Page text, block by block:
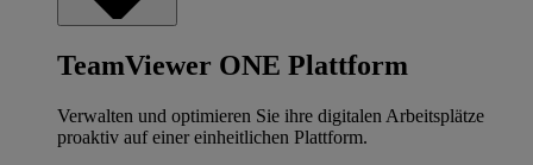
TeamViewer ONE Plattform
Verwalten und optimieren Sie ihre digitalen Arbeitsplätze
proaktiv auf einer einheitlichen Plattform.